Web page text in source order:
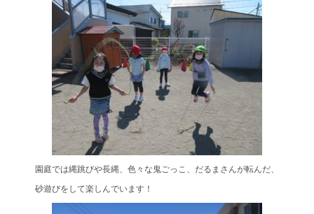
園庭では縄跳びや長縄、色々な鬼ごっこ、だるまさんが転んだ、
砂遊びをして楽しんでいます！